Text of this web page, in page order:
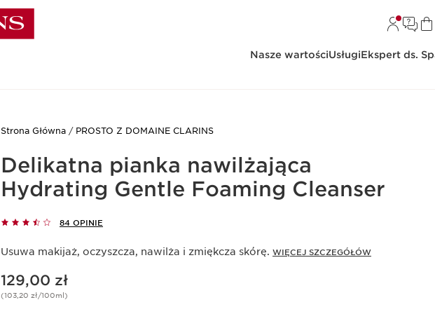
Nasze wartościUsługiEkspert ds.
Strona Główna PROSTO Z DOMAINE CLARINS
Delikatna pianka nawilżająca
Hydrating Gentle Foaming Cleanser
84 OPINIE
Usuwa makijaż, oczyszcza, nawilża i zmiękcza skórę. WIĘCEJ SZCZEGÓŁÓW
Aktualna cena 129,00 zł
129,00 zł
(103,20 zł/100ml)